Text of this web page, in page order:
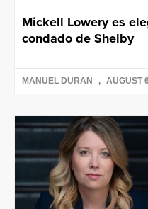
Mickell Lowery es
condado de Shelby
MANUEL DURAN AUGUST